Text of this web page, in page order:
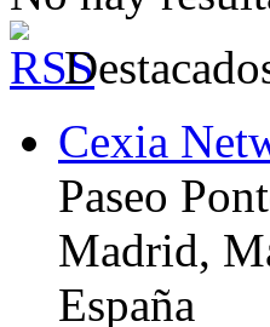
Cexia
Paseo
Madrid,
España